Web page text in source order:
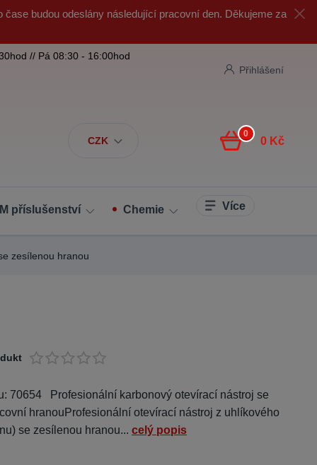
budou odeslány následující pracovní den. Děkujeme za
CZK
Přihlášení
// Pá 08:30 - 16:00hod
0
0 Kč
příslušenství Chemie Více
zesílenou hranou
70654 Profesionální karbonový otevírací nástroj se
hranouProfesionální otevírací nástroj z uhlíkového
se zesílenou hranou... celý popis